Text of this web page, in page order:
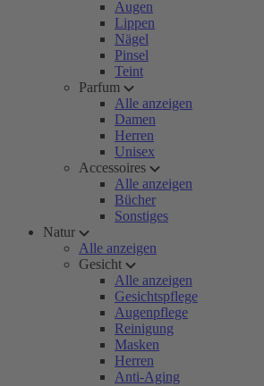
Augen
Lippen
Nägel
Pinsel
Teint
Parfum
Alle anzeigen
Damen
Herren
Unisex
Accessoires
Alle anzeigen
Bücher
Sonstiges
Natur
Alle anzeigen
Gesicht
Alle anzeigen
Gesichtspflege
Augenpflege
Reinigung
Masken
Herren
Anti-Aging